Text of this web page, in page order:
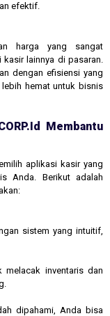
efektif.
harga yang sangat
lainnya di pasaran.
dengan efisiensi yang
hemat untuk bisnis
Membantu
aplikasi kasir yang
Anda. Berikut adalah
sistem yang intuitif,
melacak inventaris dan
dipahami, Anda bisa